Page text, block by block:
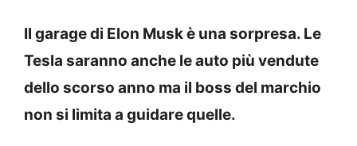
Il garage di Elon Musk è una sorpresa. Le
Tesla saranno anche le auto più vendute
dello scorso anno ma il boss del marchio
non si limita a guidare quelle.